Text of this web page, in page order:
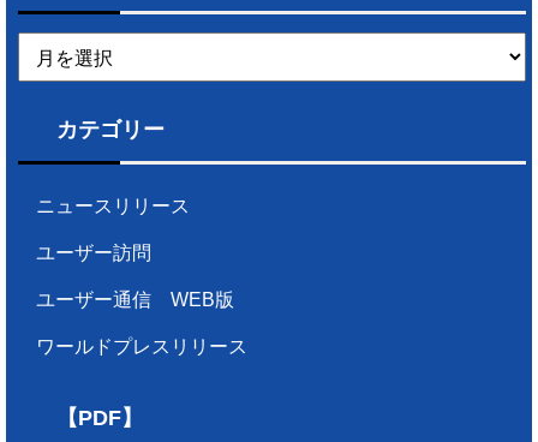
カ
カテゴリー
ニュースリリース
ユーザー訪問
ユーザー通信 WEB版
ワールドプレスリリース
【PDF】